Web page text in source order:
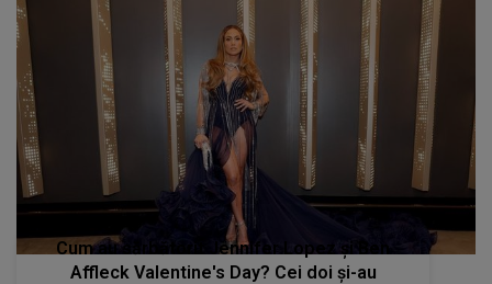
Cum au sărbătorit Jennifer Lopez și Ben
Affleck Valentine's Day? Cei doi și-au